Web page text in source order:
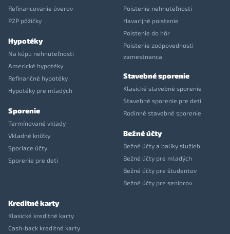
Refinancovanie úverov
P2P pôžičky
Hypotéky
Na kúpu nehnuteľnosti
Americké hypotéky
Refinančné hypotéky
Hypotéky pre mladých
Sporenie
Termínované vklady
Vkladné knížky
Sporiace účty
Sporenie pre deti
Poistenie nehnuteľnosti
Havarijné poistenie
Poistenie do hôr
Poistenie zodpovednosti
zamestnanca
Stavebné sporenie
Klasické stavebné sporenie
Stavebné sporenie pre deti
Rodinné stavebné sporenie
Bežné účty
Bežné účty a balíky služieb
Bežné účty pre mladých
Bežné účty pre študentov
Bežné účty pre seniorov
Kreditné karty
Klasické kreditné karty
Cash-back kreditné karty